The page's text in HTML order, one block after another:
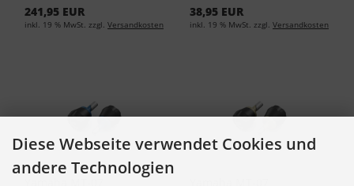
241,95 EUR
inkl. 19 % MwSt. zzgl. Versandkosten
38,95 EUR
inkl. 19 % MwSt. zzgl. Versandkosten
Diese Webseite verwendet Cookies und
andere Technologien